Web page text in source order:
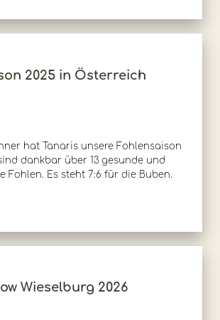
2025 in Österreich
hat Tanaris unsere Fohlensaison
dankbar über 13 gesunde und
Fohlen. Es steht 7:6 für die Buben.
Wieselburg 2026